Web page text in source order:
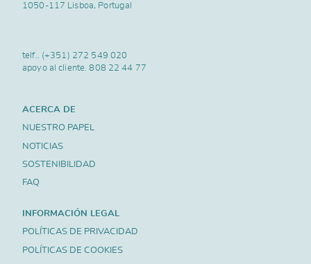
1050-117 Lisboa, Portugal
telf.. (+351) 272 549 020
apoyo al cliente.808 22 44 77
ACERCA DE
NUESTRO PAPEL
NOTICIAS
SOSTENIBILIDAD
FAQ
INFORMACIÓN LEGAL
POLÍTICAS DE PRIVACIDAD
POLÍTICAS DE COOKIES